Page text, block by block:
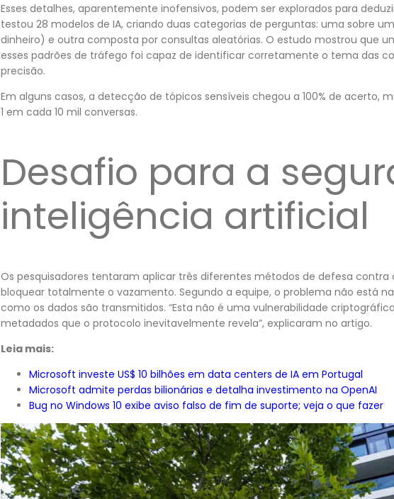
Esses detalhes, aparentemente inofensivos, podem ser explorados para
testou 28 modelos de IA, criando duas categorias de perguntas: uma sobre
dinheiro) e outra composta por consultas aleatórias. O estudo mostrou que
esses padrões de tráfego foi capaz de identificar corretamente o tema das
precisão.
Em alguns casos, a detecção de tópicos sensíveis chegou a 100% de acerto,
1 em cada 10 mil conversas.
Desafio para a
inteligência artificial
Os pesquisadores tentaram aplicar três diferentes métodos de defesa
bloquear totalmente o vazamento. Segundo a equipe, o problema não está
como os dados são transmitidos. “Esta não é uma vulnerabilidade
metadados que o protocolo inevitavelmente revela”, explicaram no artigo.
Leia mais:
Microsoft investe US$ 10 bilhões em data centers de IA em Portugal
Microsoft admite perdas bilionárias e detalha investimento na OpenAI
Bug no Windows 10 exibe aviso falso de fim de suporte; veja o que fazer